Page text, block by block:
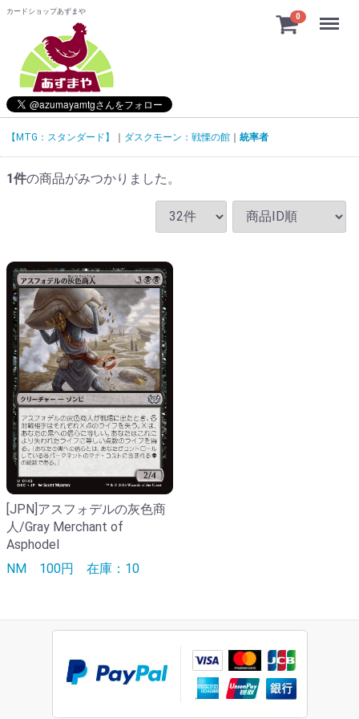
カードショップあずまや
0 Menu
【MTG：スタンダード】 ダスクモーン：戦慄の館 統率者
1件の商品がみつかりました。
[JPN]アスフォデルの灰色商
人/Gray Merchant of
Asphodel
NM 100円 在庫：10